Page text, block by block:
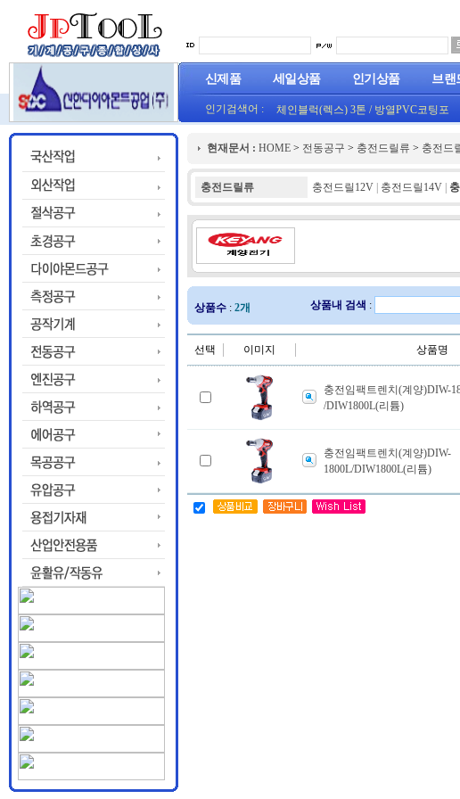
신제품 세일상품 인기상품 브랜
인기검색어 : 체인블럭(렉스) 3톤 / 방열PVC코팅포
(오렌지) (1롤50M)
프로라인 줄자(코메론)자동/
방열포직
현재문서 : HOME > 전동공구 > 충전드릴류 > 충전드
충전드릴류 충전드릴12V 충전드릴14V
상품수 : 2개 상품내 검색 :
선택 이미지 상품명
충전임팩트렌치(계양)DIW-
/DIW1800L(리튬)
충전임팩트렌치(계양)DIW-
1800L/DIW1800L(리튬)